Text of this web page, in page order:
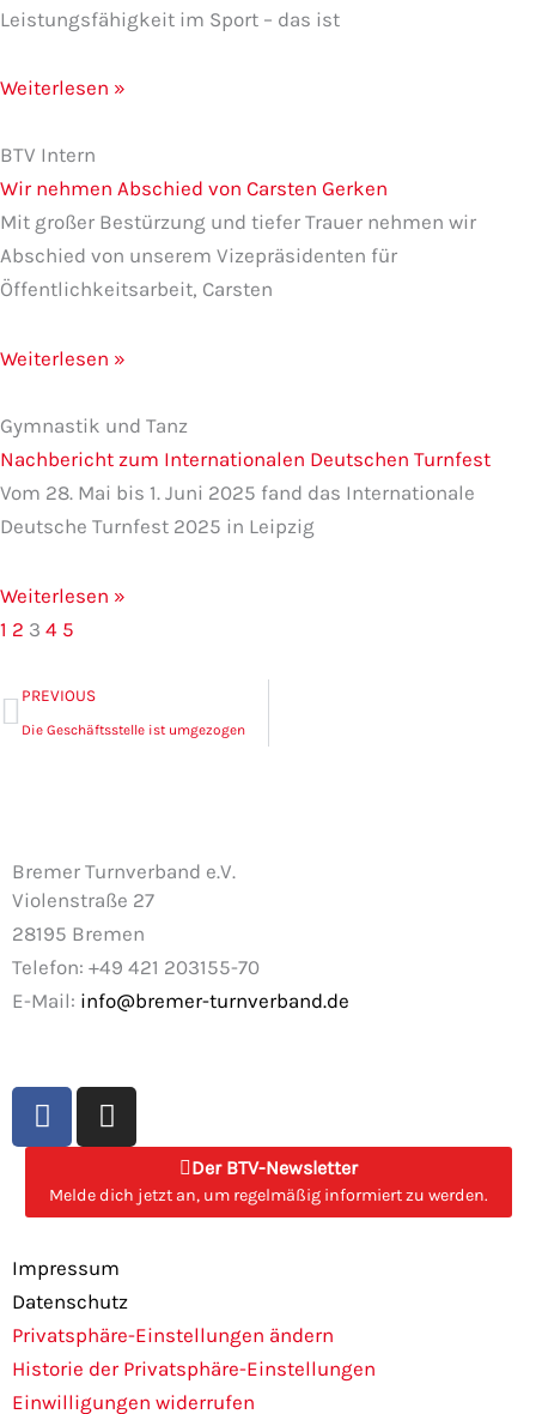
Leistungsfähigkeit im Sport – das ist
Weiterlesen »
BTV Intern
Wir nehmen Abschied von Carsten Gerken
Mit großer Bestürzung und tiefer Trauer nehmen wir
Abschied von unserem Vizepräsidenten für
Öffentlichkeitsarbeit, Carsten
Weiterlesen »
Gymnastik und Tanz
Nachbericht zum Internationalen Deutschen Turnfest
Vom 28. Mai bis 1. Juni 2025 fand das Internationale
Deutsche Turnfest 2025 in Leipzig
Weiterlesen »
1 2 3 4 5
Zurück
PREVIOUS
Die Geschäftsstelle ist umgezogen
Bremer Turnverband e.V.
Violenstraße 27
28195 Bremen
Telefon: +49 421 203155-70
E-Mail: info@bremer-turnverband.de
F
a
e
b
o
k
I
n
t
a
r
a
m
Der BTV-Newsletter
Melde dich jetzt an, um regelmäßig informiert zu werden.
Impressum
Datenschutz
Privatsphäre-Einstellungen ändern
Historie der Privatsphäre-Einstellungen
Einwilligungen widerrufen